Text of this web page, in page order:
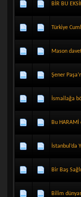
BİR BU
Türkiye
Mason
Şener
İsmailağa
Bu
İstanbul’da
Bir Baş
Bilim